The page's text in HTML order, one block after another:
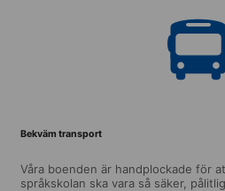
Bekväm transport
Våra boenden är handplockade för
språkskolan ska vara så säker,